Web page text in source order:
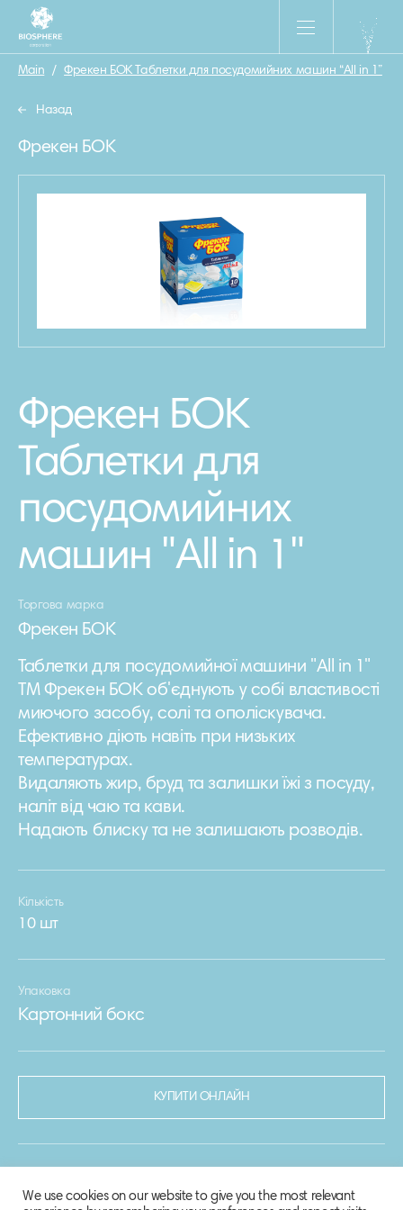
Main / Фрекен БОК Таблетки для посудомийних машин “All in 1”
Назад
Фрекен БОК
Фрекен БОК
Таблетки для
посудомийних
машин "All in 1"
Торгова марка
Фрекен БОК
Таблетки для посудомийної машини "All in 1"
ТМ Фрекен БОК об'єднують у собі властивості
миючого засобу, солі та ополіскувача.
Ефективно діють навіть при низьких
температурах.
Видаляють жир, бруд та залишки їжі з посуду,
наліт від чаю та кави.
Надають блиску та не залишають розводів.
Кількість
10 шт
Упаковка
Картонний бокс
КУПИТИ ОНЛАЙН
We use cookies on our website to give you the most relevant